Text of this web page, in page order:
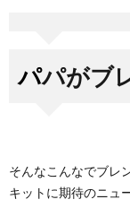
パパが
そんなこんなでブレ
キットに期待のニュ